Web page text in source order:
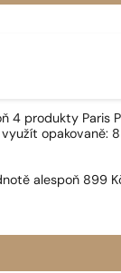
4 produkty
opakovaně:
alespoň